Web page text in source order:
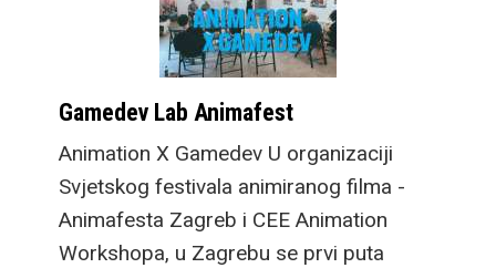
Gamedev Lab Animafest
Animation X Gamedev U organizaciji
Svjetskog festivala animiranog filma -
Animafesta Zagreb i CEE Animation
Workshopa, u Zagrebu se prvi puta